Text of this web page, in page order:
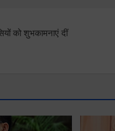
को शुभकामनाएं दीं